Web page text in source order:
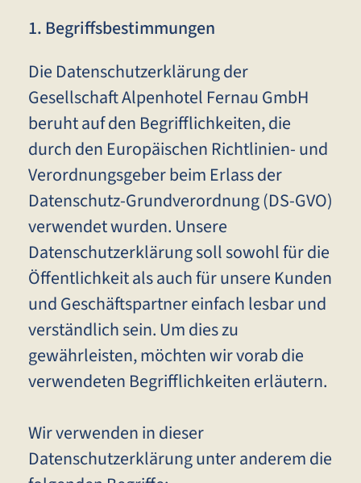
1. Begriffsbestimmungen
Die Datenschutzerklärung der
Gesellschaft Alpenhotel Fernau GmbH
beruht auf den Begrifflichkeiten, die
durch den Europäischen Richtlinien- und
Verordnungsgeber beim Erlass der
Datenschutz-Grundverordnung (DS-GVO)
verwendet wurden. Unsere
Datenschutzerklärung soll sowohl für die
Öffentlichkeit als auch für unsere Kunden
und Geschäftspartner einfach lesbar und
verständlich sein. Um dies zu
gewährleisten, möchten wir vorab die
verwendeten Begrifflichkeiten erläutern.
Wir verwenden in dieser
Datenschutzerklärung unter anderem die